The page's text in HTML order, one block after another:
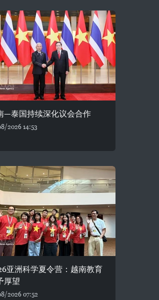
—泰国持续深化议会合作
2026 14:53
亚洲科学夏令营：越南教育
厚望
2026 07:52